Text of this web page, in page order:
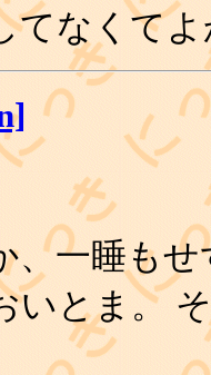
てなくて
一睡もせ
いとま。